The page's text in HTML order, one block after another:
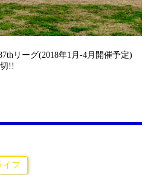
リーグ(2018年1月-4月開催予定)
!!
イフ